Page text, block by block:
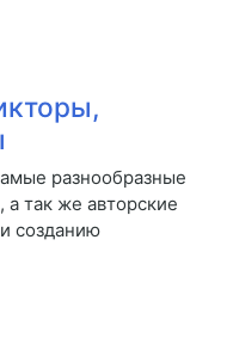
разнообразные
а так же авторские
созданию